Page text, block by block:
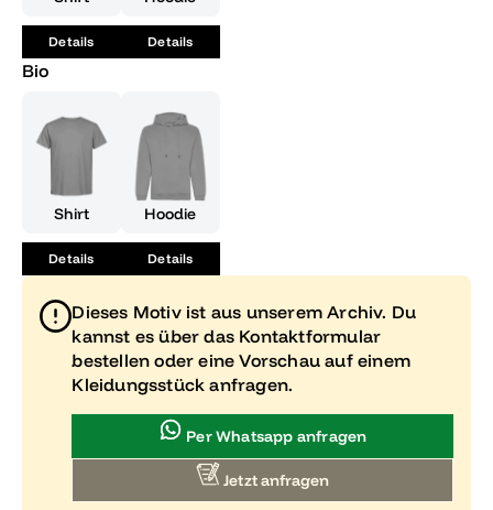
Details Details
Bio
Shirt
Details
Hoodie
Details
Dieses Motiv ist aus unserem Archiv. Du
kannst es über das Kontaktformular
bestellen oder eine Vorschau auf einem
Kleidungsstück anfragen.
Per Whatsapp anfragen
Jetzt anfragen